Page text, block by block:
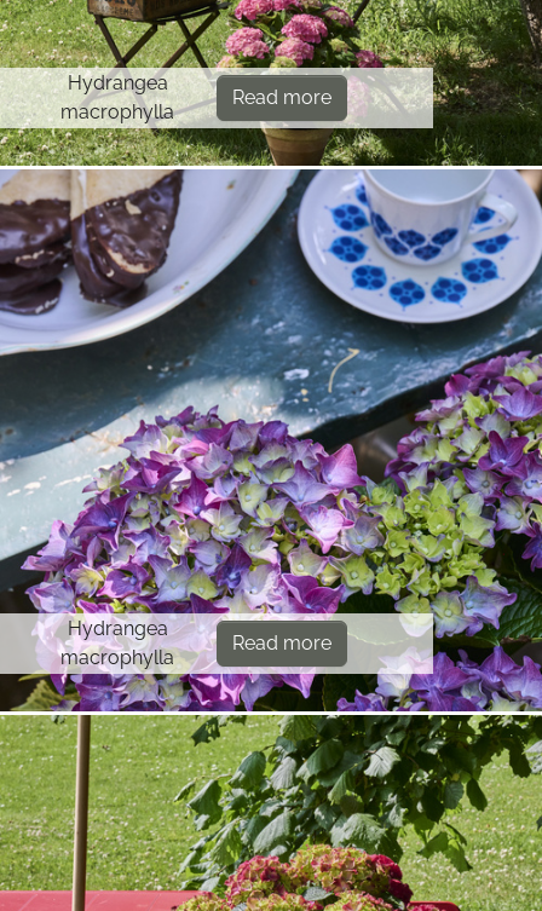
Hydrangea
macrophylla
Read more
Hydrangea
macrophylla
Read more